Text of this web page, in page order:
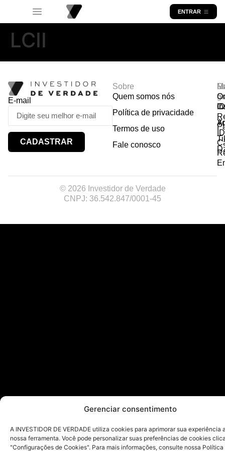
Gerenciar consentimento
A INVESTIDOR DE VERDADE utiliza cookies para aprimorar sua experiência
nossa ferramenta. Você pode personalizar suas preferências de cookies
"Configurações de Cookies". Para mais informações, consulte nossa Política
ENTRAR
LCII
E-mail
CADASTRAR
Sobre
Quem somos nós
Política de privacidade
Termos de uso
Fale conosco
© 2026 Investidor de Verdade
CNPJ: 36.542.847/0001-45